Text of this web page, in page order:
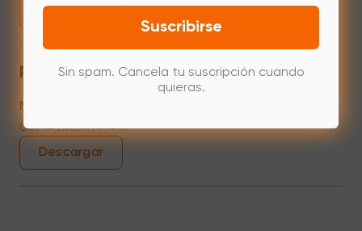
Descargar
Previous versions
Mac10.10
Oct 14,2023 PM 14:16
Descargar
Suscribirse
Sin spam. Cancela tu suscripción cuando
quieras.